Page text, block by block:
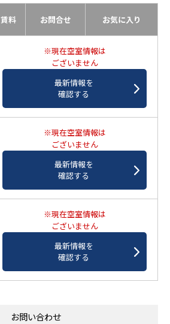
賃料 お問合せ お気に入り
※現在空室情報は
ございません
最新情報を
確認する
※現在空室情報は
ございません
最新情報を
確認する
※現在空室情報は
ございません
最新情報を
確認する
お問い合わせ